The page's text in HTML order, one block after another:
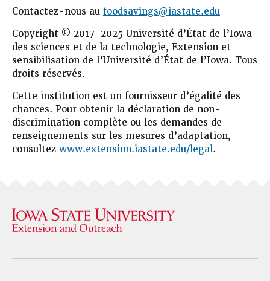
Contactez-nous au foodsavings@iastate.edu
Copyright © 2017-2025 Université d’État de l’Iowa
des sciences et de la technologie, Extension et
sensibilisation de l’Université d’État de l’Iowa. Tous
droits réservés.
Cette institution est un fournisseur d’égalité des
chances. Pour obtenir la déclaration de non-
discrimination complète ou les demandes de
renseignements sur les mesures d’adaptation,
consultez www.extension.iastate.edu/legal.